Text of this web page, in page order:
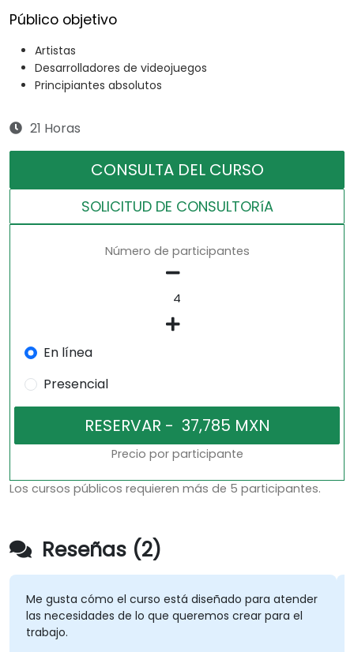
Público objetivo
Artistas
Desarrolladores de videojuegos
Principiantes absolutos
21 Horas
CONSULTA DEL CURSO
SOLICITUD DE CONSULTORíA
Número de participantes
En línea
Presencial
Precio por participante
Los cursos públicos requieren más de 5 participantes.
Reseñas (2)
Me gusta cómo el curso está diseñado para atender
las necesidades de lo que queremos crear para el
trabajo.